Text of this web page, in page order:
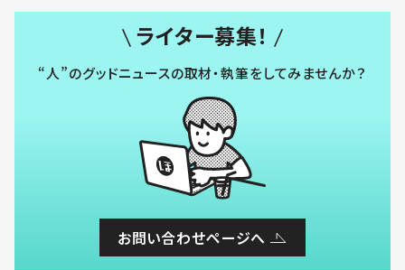
ライター募集！
“人”のグッドニュースの取材・執筆をしてみませんか？
お問い合わせページへ